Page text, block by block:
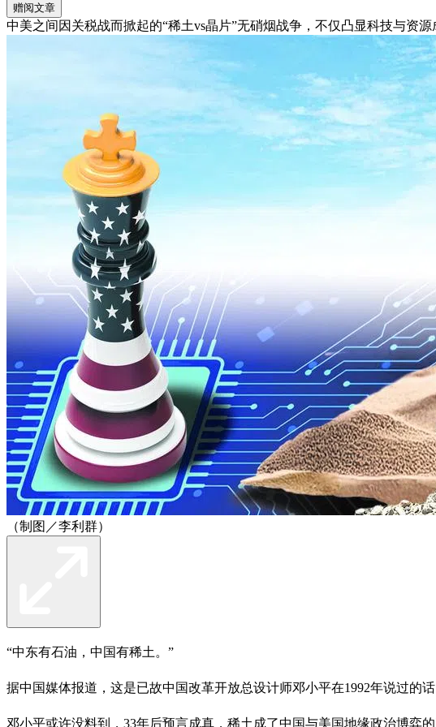
赠阅文章
中美之间因关税战而掀起的“稀土vs晶片”无硝烟战争，不仅凸显科技与资
（制图／李利群）
“中东有石油，中国有稀土。”
据中国媒体报道，这是已故中国改革开放总设计师邓小平在1992年说过的话
邓小平或许没料到，33年后预言成真，稀土成了中国与美国地缘政治博弈的